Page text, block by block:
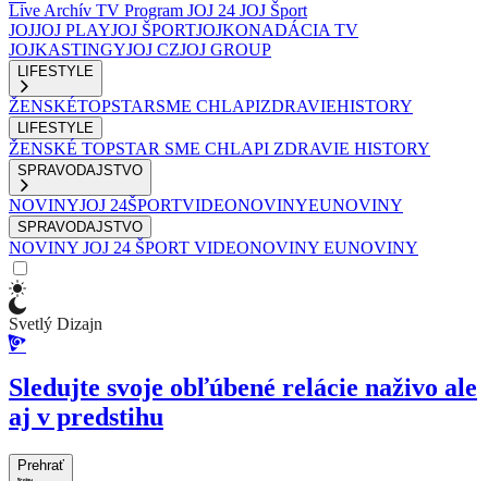
Live Archív TV Program JOJ 24 JOJ Šport
JOJJOJ PLAYJOJ ŠPORTJOJKONADÁCIA TV
JOJKASTINGYJOJ CZJOJ GROUP
LIFESTYLE
ŽENSKÉTOPSTARSME CHLAPIZDRAVIEHISTORY
LIFESTYLE
ŽENSKÉ TOPSTAR SME CHLAPI ZDRAVIE HISTORY
SPRAVODAJSTVO
NOVINYJOJ 24ŠPORTVIDEONOVINYEUNOVINY
SPRAVODAJSTVO
NOVINY JOJ 24 ŠPORT VIDEONOVINY EUNOVINY
Svetlý Dizajn
Sledujte svoje obľúbené relácie naživo ale
aj v predstihu
Prehrať